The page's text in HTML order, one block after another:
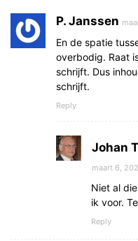
P. Janssen
En de spatie
overbodig. Raat
schrijft. Dus
schrijft.
Reply
Johan
maart 6,
Niet al
ik voor.
Reply